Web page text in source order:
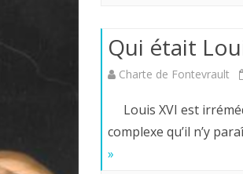
Qui était
Charte de Fontevrault
Louis XVI est
complexe qu’il n’y
»